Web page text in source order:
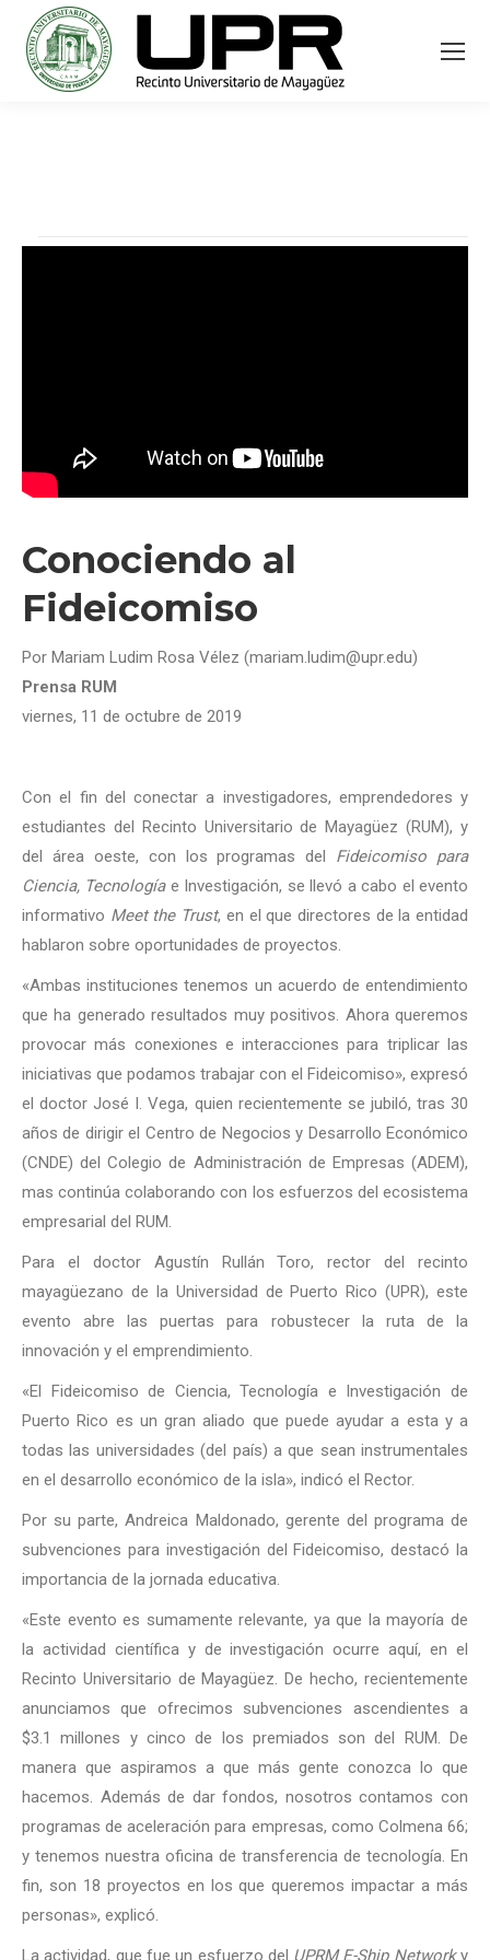
Conociendo al
Fideicomiso
Por Mariam Ludim Rosa Vélez (mariam.ludim@upr.edu)
Prensa RUM
viernes, 11 de octubre de 2019
Con el fin del conectar a investigadores, emprendedores y
estudiantes del Recinto Universitario de Mayagüez (RUM), y
del área oeste, con los programas del Fideicomiso para
Ciencia, Tecnologíae Investigación, se llevó a cabo el evento
informativo Meet the Trust, en el que directores de la entidad
hablaron sobre oportunidades de proyectos.
«Ambas instituciones tenemos un acuerdo de entendimiento
que ha generado resultados muy positivos. Ahora queremos
provocar más conexiones e interacciones para triplicar las
iniciativas que podamos trabajar con el Fideicomiso», expresó
el doctor José I. Vega, quien recientemente se jubiló, tras 30
años de dirigir el Centro de Negocios y Desarrollo Económico
(CNDE) del Colegio de Administración de Empresas (ADEM),
mas continúa colaborando con los esfuerzos del ecosistema
empresarial del RUM.
Para el doctor Agustín Rullán Toro, rector del recinto
mayagüezano de la Universidad de Puerto Rico (UPR), este
evento abre las puertas para robustecer la ruta de la
innovación y el emprendimiento.
«El Fideicomiso de Ciencia, Tecnología e Investigación de
Puerto Rico es un gran aliado que puede ayudar a esta y a
todas las universidades (del país) a que sean instrumentales
en el desarrollo económico de la isla», indicó el Rector.
Por su parte, Andreica Maldonado, gerente del programa de
subvenciones para investigación del Fideicomiso, destacó la
importancia de la jornada educativa.
«Este evento es sumamente relevante, ya que la mayoría de
la actividad científica y de investigación ocurre aquí, en el
Recinto Universitario de Mayagüez. De hecho, recientemente
anunciamos que ofrecimos subvenciones ascendientes a
$3.1 millones y cinco de los premiados son del RUM. De
manera que aspiramos a que más gente conozca lo que
hacemos. Además de dar fondos, nosotros contamos con
programas de aceleración para empresas, como Colmena 66;
y tenemos nuestra oficina de transferencia de tecnología. En
fin, son 18 proyectos en los que queremos impactar a más
personas», explicó.
La actividad, que fue un esfuerzo del UPRM E-Ship Networky